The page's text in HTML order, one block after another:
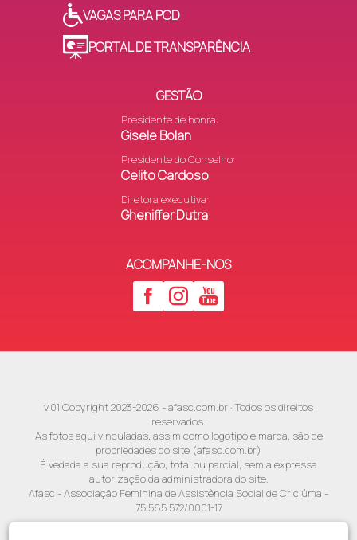
VAGAS PARA PCD
PORTAL DE TRANSPARÊNCIA
GESTÃO
Presidente de honra:
Gisele Bolan
Presidente do Conselho:
Celito Cardoso
Diretora executiva:
Gheniffer Dutra
ACOMPANHE-NOS
v.01 Copyright 2023-2026 - afasc.com.br · Todos os direitos
reservados.
As fotos aqui vinculadas, assim como logotipo e marca, são de
propriedades do site (afasc.com.br)
É vedada a sua reprodução, total ou parcial, sem a expressa
autorização da administradora do site.
Afasc - Associação Feminina de Assistência Social de Criciúma -
75.565.572/0001-17